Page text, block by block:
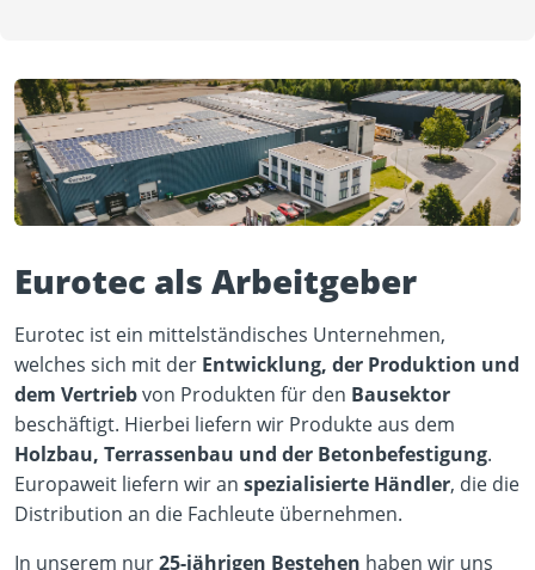
Eurotec als Arbeitgeber
Eurotec ist ein mittelständisches Unternehmen,
welches sich mit der Entwicklung, der Produktion und
dem Vertriebvon Produkten für den Bausektor
beschäftigt. Hierbei liefern wir Produkte aus dem
Holzbau, Terrassenbau und der Betonbefestigung.
Europaweit liefern wir an spezialisierte Händler, die die
Distribution an die Fachleute übernehmen.
In unserem nur25-jährigen Bestehen haben wir uns